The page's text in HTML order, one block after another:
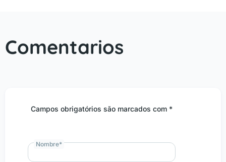
Comentarios
Campos obrigatórios são marcados com *
Nombre*